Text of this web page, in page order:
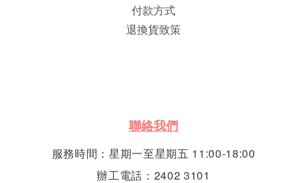
付款方式
退換貨致策
聯絡我們
服務時間：星期一至星期五 11:00-18:00
辦工電話：2402 3101